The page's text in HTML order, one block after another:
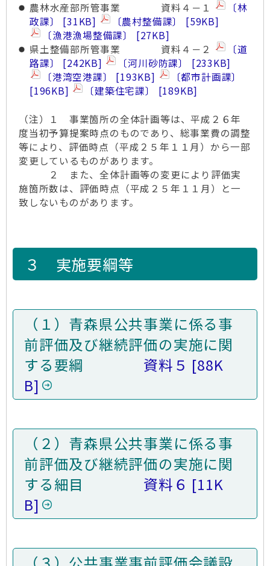
農林水産部所管事業 資料４－１
〔林
政課〕
31KB 〔農村整備課〕
59KB
〔漁港漁場整備課〕
27KB
県土整備部所管事業 資料４－２
〔道
路課〕
242KB 〔河川砂防課〕
233KB
〔港湾空港課〕
193KB
〔都市計画課〕
196KB
〔建築住宅課〕 189KB
（注）１ 事業箇所の全体計画等は、平成２６年
度当初予算提案時点のものであり、総事業費の調整
等により、評価時点（平成２５年１１月）から一部
変更しているものがあります。
２ また、全体計画等の変更により評価実
施箇所数は、評価時点（平成２５年１１月）と一
致しないものがあります。
３ 実施要綱等
（１）青森県公共事業に係る事
前評価及び継続評価の実施に関
する要綱 資料５
88K
B
（２）青森県公共事業に係る事
前評価及び継続評価の実施に関
する細目 資料６
11K
B